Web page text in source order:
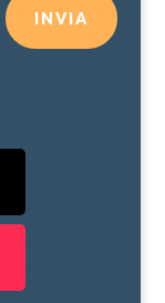
INVIA